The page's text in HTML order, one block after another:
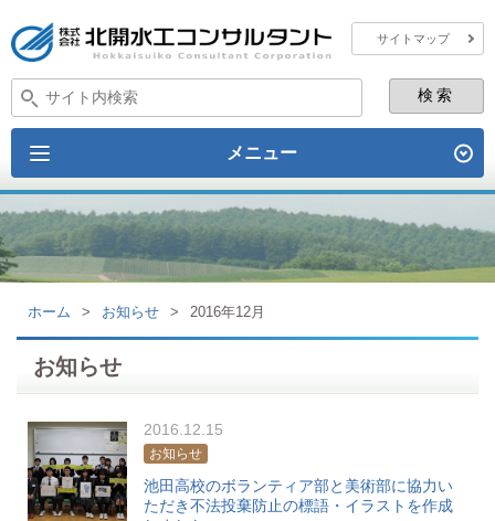
サイトマップ
メニュー
ホーム > お知らせ > 2016年12月
お知らせ
2016.12.15
お知らせ
池田高校のボランティア部と美術部に協力い
ただき不法投棄防止の標語・イラストを作成